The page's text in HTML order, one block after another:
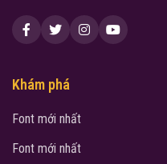
Khám phá
Font mới nhất
Font mới nhất